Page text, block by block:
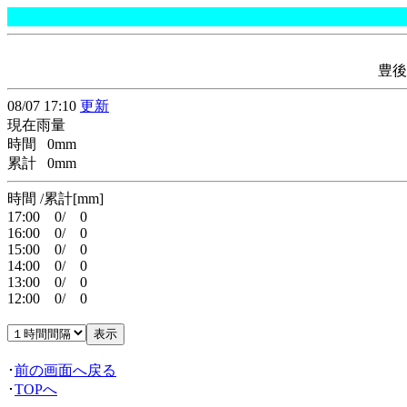
豊
08/07 17:10 更新
現在雨量
時間 0mm
累計 0mm
時間 /累計[mm]
17:00 0/ 0
16:00 0/ 0
15:00 0/ 0
14:00 0/ 0
13:00 0/ 0
12:00 0/ 0
･前の画面へ戻る
･TOPへ